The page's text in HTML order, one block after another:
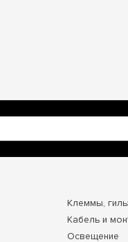
Клеммы,
Кабель и
Освещение